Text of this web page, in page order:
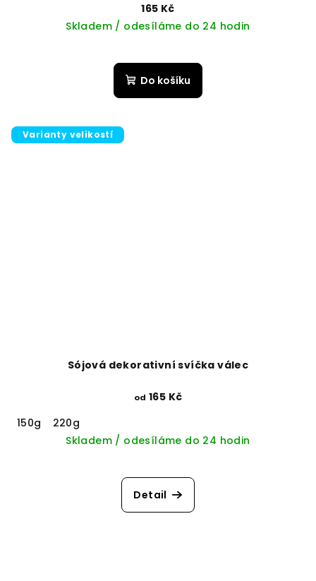
165 Kč
Skladem / odesíláme do 24 hodin
Do košíku
Varianty velikostí
Sójová dekorativní svíčka válec
od 165 Kč
150g
220g
Skladem / odesíláme do 24 hodin
Detail